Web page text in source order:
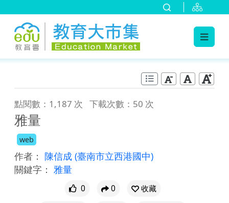
點閱數：1,187 次 下載次數：50 次
雅量
web
作者： 陳信成 (臺南市立西港國中)
關鍵字： 雅量
0 0
收藏